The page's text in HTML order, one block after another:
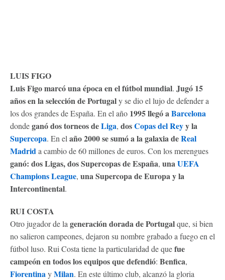
LUIS FIGO
Luis Figo marcó una época en el fútbol mundial. Jugó 15
años en la selección de Portugaly se dio el lujo de defender a
los dos grandes de España. En el año 1995 llegó aBarcelona
dondeganó dos torneos deLiga, dosCopas del Reyy la
Supercopa. En el año 2000se sumó a la galaxia deReal
Madrida cambio de 60 millones de euros. Con los merengues
ganó: dos Ligas, dos Supercopas de España, unaUEFA
Champions League, una Supercopa de Europa y la
Intercontinental.
RUI COSTA
Otro jugador de la generación dorada de Portugalque, si bien
no salieron campeones, dejaron su nombre grabado a fuego en el
fútbol luso. Rui Costa tiene la particularidad de quefue
campeón en todos los equipos que defendió: Benfica,
FiorentinayMilan. En este último club, alcanzó la gloria